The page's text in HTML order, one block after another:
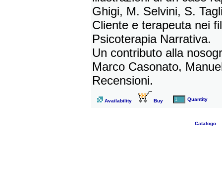
Ghigi, M. Selvini, S.
Cliente e terapeuta nei
Psicoterapia Narrativa.
Un contributo alla
Marco Casonato,
Recensioni.
Availability Buy Quantity
Catalogo